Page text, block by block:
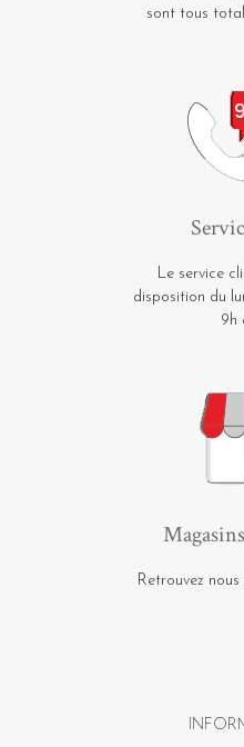
sont tous
Le service
disposition du
9h
Retrouvez